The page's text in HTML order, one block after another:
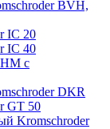
BVH,
IC 20
IC 40
с
DKR
GT 50
Kromschroder